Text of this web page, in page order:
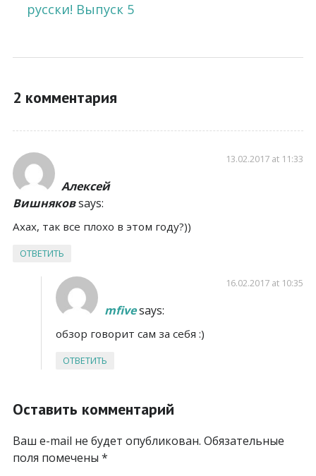
русски! Выпуск 5
2 комментария
Алексей
Вишняковsays:
13.02.2017 at 11:33
Ахах, так все плохо в этом году?))
ОТВЕТИТЬ
mfivesays:
16.02.2017 at 10:35
обзор говорит сам за себя :)
ОТВЕТИТЬ
Оставить комментарий
Ваш e-mail не будет опубликован. Обязательные
поля помечены *